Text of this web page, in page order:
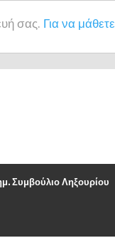
σας. Για να μάθετε
Συμβούλιο Ληξουρίου